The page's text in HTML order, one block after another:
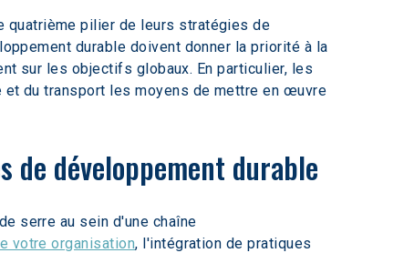
quatrième pilier de leurs stratégies de
durable doivent donner la priorité à la
sur les objectifs globaux. En particulier, les
et du transport les moyens de mettre en œuvre
développement durable
serre au sein d'une chaîne
votre organisation, l'intégration de pratiques